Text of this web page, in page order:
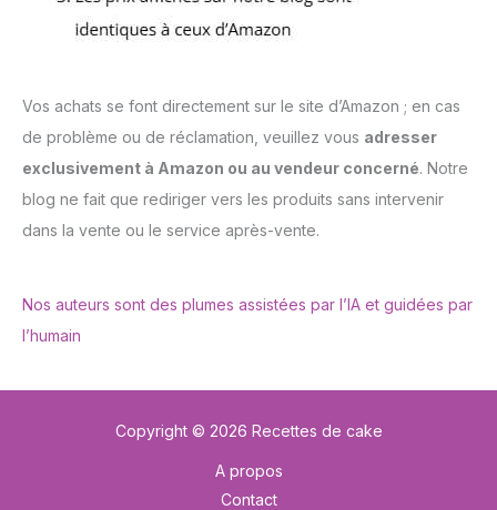
Vos achats se font directement sur le site d’Amazon ; en cas
de problème ou de réclamation, veuillez vous adresser
exclusivement à Amazon ou au vendeur concerné. Notre
blog ne fait que rediriger vers les produits sans intervenir
dans la vente ou le service après-vente.
Nos auteurs sont des plumes assistées par l’IA et guidées par
l’humain
Copyright © 2026 Recettes de cake
A propos
Contact